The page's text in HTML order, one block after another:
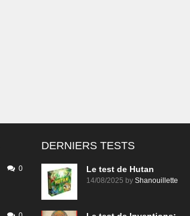
0
DERNIERS TESTS
Le test de Hutan
14/08/2025 by Shanouillette